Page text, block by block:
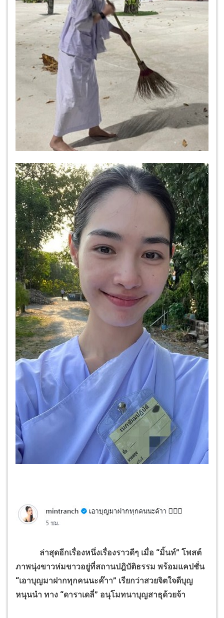
ล่าสุดอีกเรื่องหนึ่งเรื่องราวดีๆ เมื่อ “มิ้นท์” โพสต์
ภาพนุ่งขาวห่มขาวอยู่ที่สถานปฎิบัติธรรม พร้อมแคปชั่น
“เอาบุญมาฝากทุกคนนะค๊าา” เรียกว่าสวยจิตใจดีบุญ
หนุนนำ ทาง “ดาราเดลี่” อนุโมทนาบุญสาธุด้วยจ้า